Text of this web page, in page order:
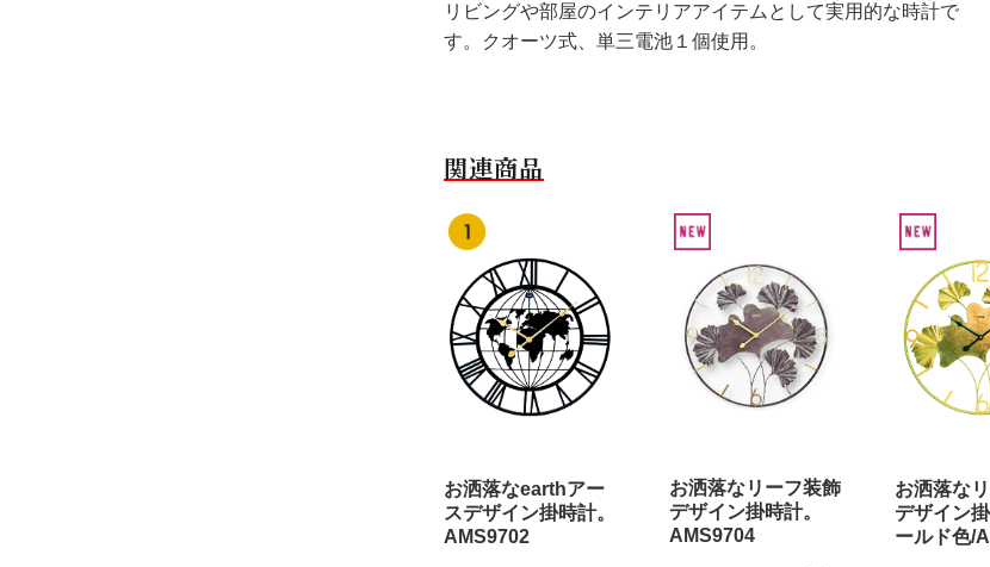
リビングや部屋のインテリアアイテムとして実用的な時計で
す。クオーツ式、単三電池１個使用。
関連商品
お洒落なearthアー
スデザイン掛時計。
AMS9702
お洒落なリーフ装飾
デザイン掛時計。
AMS9704
お洒落な
デザイン
ールド色/